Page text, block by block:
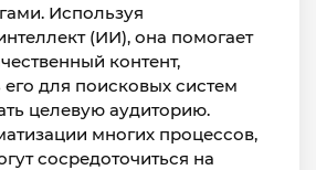
Используя
(ИИ), она помогает
контент,
для поисковых систем
целевую аудиторию.
многих процессов,
сосредоточиться на